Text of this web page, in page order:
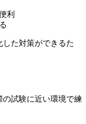
利
た対策ができるた
試験に近い環境で練